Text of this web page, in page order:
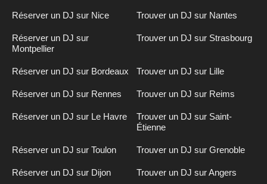
Réserver un DJ sur Nice Trouver un DJ sur Nantes
Réserver un DJ sur
Montpellier
Trouver un DJ sur Strasbourg
Réserver un DJ sur Bordeaux Trouver un DJ sur Lille
Réserver un DJ sur Rennes Trouver un DJ sur Reims
Réserver un DJ sur Le Havre
Trouver un DJ sur Saint-
Étienne
Réserver un DJ sur Toulon Trouver un DJ sur Grenoble
Réserver un DJ sur Dijon Trouver un DJ sur Angers